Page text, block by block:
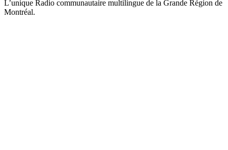
L’unique Radio communautaire multilingue de la Grande Région de
Montréal.